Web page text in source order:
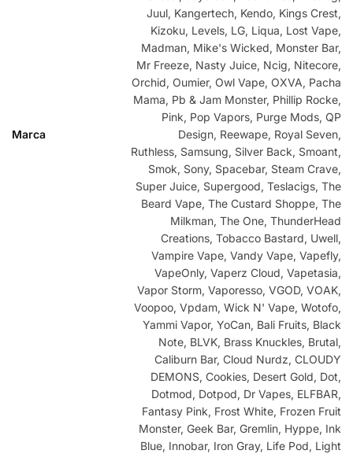
Marca
Juul, Kangertech, Kendo, Kings Crest,
Kizoku, Levels, LG, Liqua, Lost Vape,
Madman, Mike's Wicked, Monster Bar,
Mr Freeze, Nasty Juice, Ncig, Nitecore,
Orchid, Oumier, Owl Vape, OXVA, Pacha
Mama, Pb & Jam Monster, Phillip Rocke,
Pink, Pop Vapors, Purge Mods, QP
Design, Reewape, Royal Seven,
Ruthless, Samsung, Silver Back, Smoant,
Smok, Sony, Spacebar, Steam Crave,
Super Juice, Supergood, Teslacigs, The
Beard Vape, The Custard Shoppe, The
Milkman, The One, ThunderHead
Creations, Tobacco Bastard, Uwell,
Vampire Vape, Vandy Vape, Vapefly,
VapeOnly, Vaperz Cloud, Vapetasia,
Vapor Storm, Vaporesso, VGOD, VOAK,
Voopoo, Vpdam, Wick N' Vape, Wotofo,
Yammi Vapor, YoCan, Bali Fruits, Black
Note, BLVK, Brass Knuckles, Brutal,
Caliburn Bar, Cloud Nurdz, CLOUDY
DEMONS, Cookies, Desert Gold, Dot,
Dotmod, Dotpod, Dr Vapes, ELFBAR,
Fantasy Pink, Frost White, Frozen Fruit
Monster, Geek Bar, Gremlin, Hyppe, Ink
Blue, Innobar, Iron Gray, Life Pod, Light